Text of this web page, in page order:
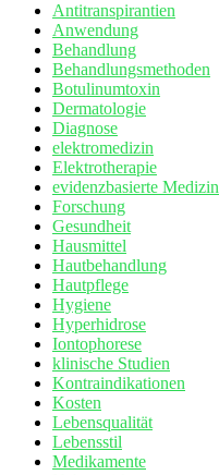
Antitranspirantien
Anwendung
Behandlung
Behandlungsmethoden
Botulinumtoxin
Dermatologie
Diagnose
elektromedizin
Elektrotherapie
evidenzbasierte Medizin
Forschung
Gesundheit
Hausmittel
Hautbehandlung
Hautpflege
Hygiene
Hyperhidrose
Iontophorese
klinische Studien
Kontraindikationen
Kosten
Lebensqualität
Lebensstil
Medikamente